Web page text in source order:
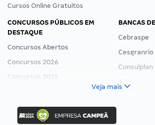
Cursos Online Gratuitos
CONCURSOS PÚBLICOS EM
DESTAQUE
Concursos Abertos
Concursos 2026
Concursos 2025
Concurso Nacional Unificado
Concurso Ibama
Concurso MPU
BANCAS
Cebraspe
Cesgranrio
Consulplan
Veja mais